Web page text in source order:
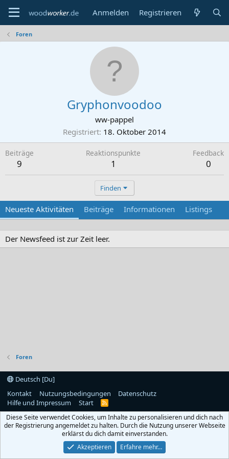
Anmelden Registrieren
Foren
Gryphonvoodoo
ww-pappel
Registriert 18. Oktober 2014
Beiträge
9
Reaktionspunkte
1
Feedback
0
Finden
Neueste Aktivitäten Beiträge Informationen Listings
Der Newsfeed ist zur Zeit leer.
Foren
Deutsch [Du]
Kontakt
Nutzungsbedingungen
Datenschutz
Hilfe und Impressum
Start
R
S
Diese Seite verwendet Cookies, um Inhalte zu personalisieren und dich nach
der Registrierung angemeldet zu halten. Durch die Nutzung unserer Webseite
erklärst du dich damit einverstanden.
Akzeptieren
Erfahre mehr…